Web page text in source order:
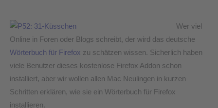
Wer viel
Online in Foren oder Blogs schreibt, der wird das deutsche
Wörterbuch für Firefox zu schätzen wissen. Sicherlich haben
viele Benutzer dieses kostenlose Firefox Addon schon
installiert, aber wir wollen allen Mac Neulingen in kurzen
Schritten erklären, wie sie ein Wörterbuch für Firefox
installieren.